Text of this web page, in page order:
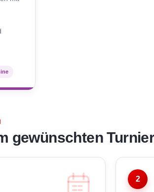
gewünschten
2